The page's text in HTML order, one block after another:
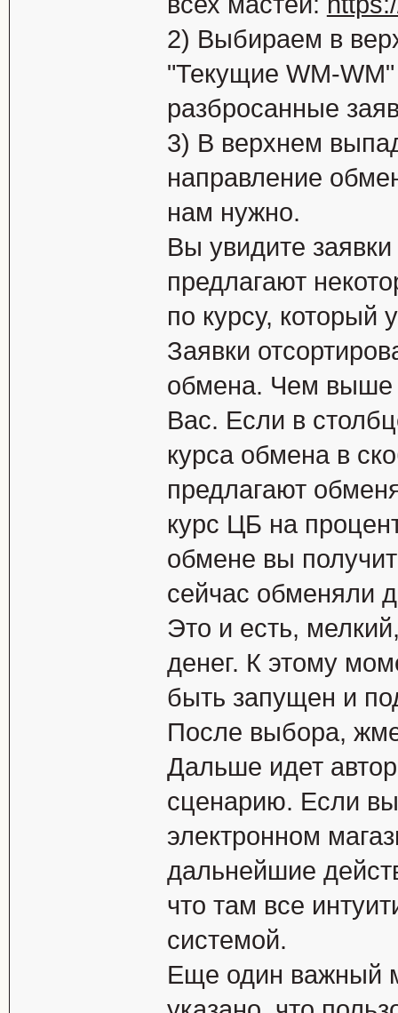
2) Выбираем в
"Текущие WM-
разбросанные
3) В верхнем
направление
нам нужно.
Вы увидите
предлагают
по курсу, который
Заявки
обмена. Чем выше
Вас. Если в
курса обмена в
предлагают
курс ЦБ на
обмене вы
сейчас обменяли
Это и есть,
денег. К этому
быть запущен и
После выбора,
Дальше идет
сценарию. Если
электронном
дальнейшие
что там все
системой.
Еще один важный